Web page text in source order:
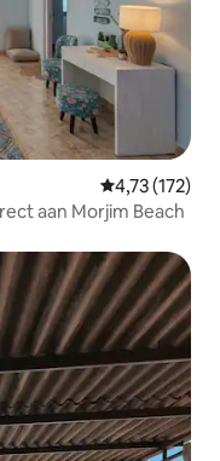
Gemiddelde
4,73 (172)
aan Morjim Beach